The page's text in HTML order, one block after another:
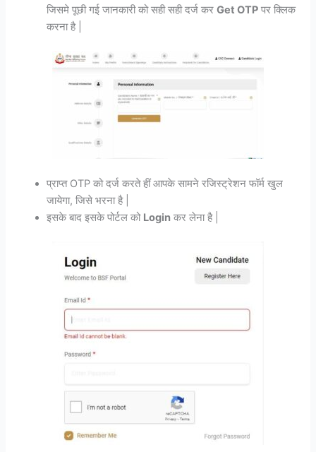
जिसमे पूछी गई जानकारी को सही सही दर्ज करGet OTP पर क्लिक
करना है |
प्राप्त OTP को दर्ज करते हीं आपके सामने रजिस्ट्रेशन फॉर्म खुल
जायेगा, जिसे भरना है |
इसके बाद इसके पोर्टल को Login कर लेना है |